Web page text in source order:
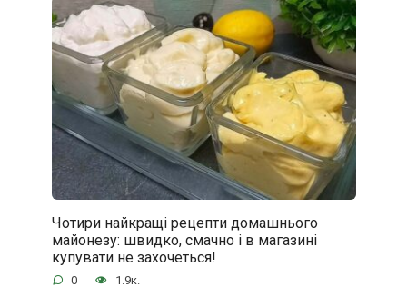
Чотири найкращі рецепти домашнього
майонезу: швидко, смачно і в магазині
купувати не захочеться!
0 1.9к.